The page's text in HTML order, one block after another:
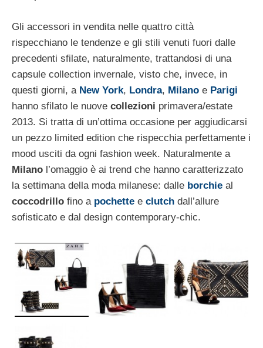
Gli accessori in vendita nelle quattro città
rispecchiano le tendenze e gli stili venuti fuori dalle
precedenti sfilate, naturalmente, trattandosi di una
capsule collection invernale, visto che, invece, in
questi giorni, a New York, Londra, Milano e Parigi
hanno sfilato le nuove collezioni primavera/estate
2013. Si tratta di un’ottima occasione per aggiudicarsi
un pezzo limited edition che rispecchia perfettamente i
mood usciti da ogni fashion week. Naturalmente a
Milano l’omaggio è ai trend che hanno caratterizzato
la settimana della moda milanese: dalle borchie al
coccodrillo fino a pochette e clutch dall’allure
sofisticato e dal design contemporary-chic.